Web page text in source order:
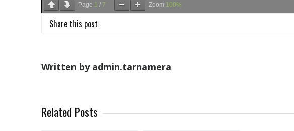
Page 1 / 7 Zoom 100%
Share this post
Written by admin.tarnamera
Related Posts